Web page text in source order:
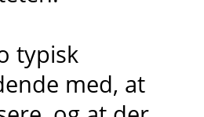
typisk
med, at